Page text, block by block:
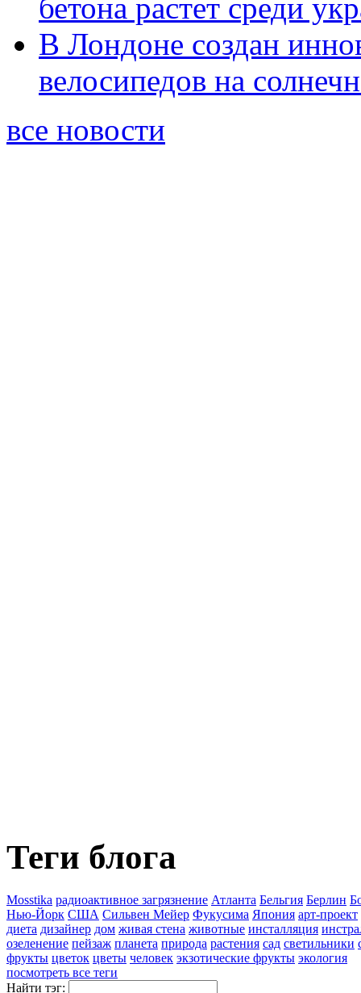
бетона растет среди
В Лондоне создан
велосипедов на
все новости
Теги блога
Mosstika pадиоактивное загрязнение Атланта Бельгия Берлин
Нью-Йорк США Сильвен Мейер Фукусима Япония арт-проект
диета дизайнер дом живая стена животные инсталляция
озеленение пейзаж планета природа растения сад светильники
фрукты цветок цветы человек экзотические фрукты экология
посмотреть все теги
Найти тэг: